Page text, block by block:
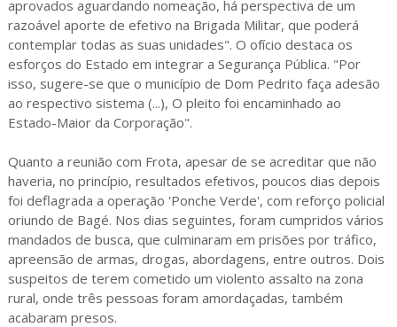
aprovados aguardando nomeação, há perspectiva de um
razoável aporte de efetivo na Brigada Militar, que poderá
contemplar todas as suas unidades". O ofício destaca os
esforços do Estado em integrar a Segurança Pública. "Por
isso, sugere-se que o município de Dom Pedrito faça adesão
ao respectivo sistema (...), O pleito foi encaminhado ao
Estado-Maior da Corporação".
Quanto a reunião com Frota, apesar de se acreditar que não
haveria, no princípio, resultados efetivos, poucos dias depois
foi deflagrada a operação 'Ponche Verde', com reforço policial
oriundo de Bagé. Nos dias seguintes, foram cumpridos vários
mandados de busca, que culminaram em prisões por tráfico,
apreensão de armas, drogas, abordagens, entre outros. Dois
suspeitos de terem cometido um violento assalto na zona
rural, onde três pessoas foram amordaçadas, também
acabaram presos.